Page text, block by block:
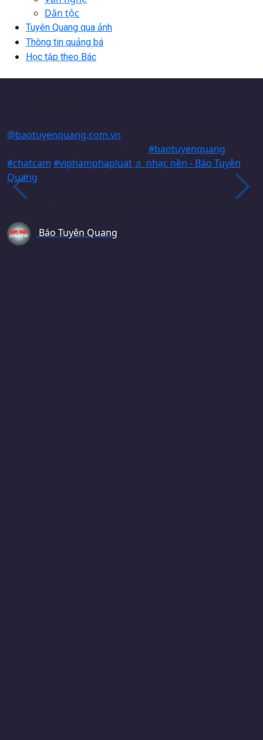
Dân tộc
Tuyên Quang qua ảnh
Thông tin quảng bá
Học tập theo Bác
@baotuyenquang.com.vn
#baotuyenquang
#chatcam #viphamphapluat ♬ nhạc nền - Báo Tuyên
Quang
Tuyên Quang triệt phá ổ nhóm tổ chức sử dụng trái
Báo Tuyên Quang